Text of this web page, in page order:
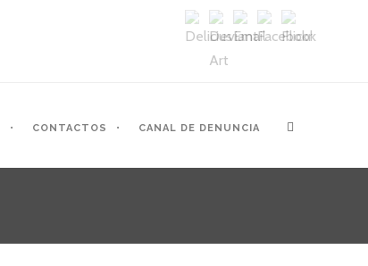
CONTACTOS CANAL DE DENUNCIA